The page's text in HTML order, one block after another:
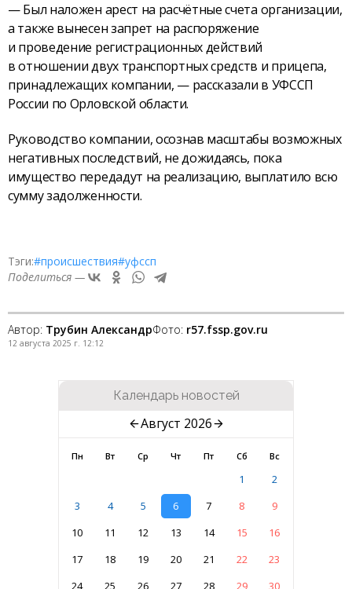
— Был наложен арест на расчётные счета организации,
а также вынесен запрет на распоряжение
и проведение регистрационных действий
в отношении двух транспортных средств и прицепа,
принадлежащих компании, — рассказали в УФССП
России по Орловской области.
Руководство компании, осознав масштабы возможных
негативных последствий, не дожидаясь, пока
имущество передадут на реализацию, выплатило всю
сумму задолженности.
Тэги:#происшествия#уфссп
Поделиться —
Автор: Трубин АлександрФото: r57.fssp.gov.ru
12 августа 2025 г. 12:12
Календарь новостей
Август 2026
Пн Вт Ср Чт Пт Сб Вс
1
2
3
4 5 6 7 8
9
10
11 12 13 14 15
16
17
18 19 20 21 22
23
24
25 26 27 28 29
30